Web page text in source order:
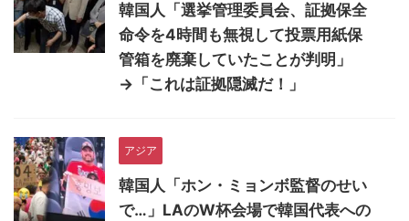
韓国人「選挙管理委員会、証拠保全
命令を4時間も無視して投票用紙保
管箱を廃棄していたことが判明」
→「これは証拠隠滅だ！」
アジア
韓国人「ホン・ミョンボ監督のせい
で…」LAのW杯会場で韓国代表への